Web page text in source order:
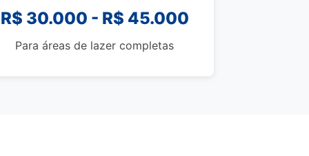
R$ 30.000 - R$ 45.000
Para áreas de lazer completas